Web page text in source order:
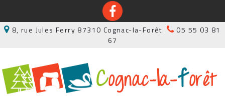
8, rue Jules Ferry 87310 Cognac-la-Forêt
05 55 03 81
67